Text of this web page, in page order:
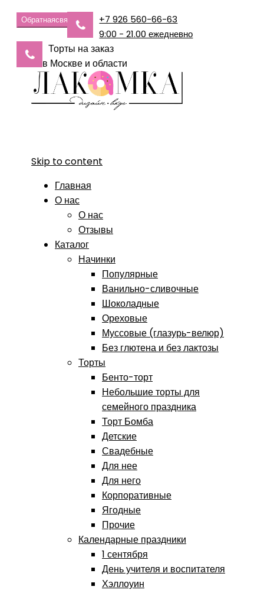
Обратнаясвязь
+7 926 560-66-63
9:00 - 21.00 ежедневно
Торты на заказ
в Москве и области
Skip to content
Главная
О нас
О нас
Отзывы
Каталог
Начинки
Популярные
Ванильно-сливочные
Шоколадные
Ореховые
Муссовые (глазурь-велюр)
Без глютена и без лактозы
Торты
Бенто-торт
Небольшие торты для
семейного праздника
Торт Бомба
Детские
Свадебные
Для нее
Для него
Корпоративные
Ягодные
Прочие
Календарные праздники
1 сентября
День учителя и воспитателя
Хэллоуин